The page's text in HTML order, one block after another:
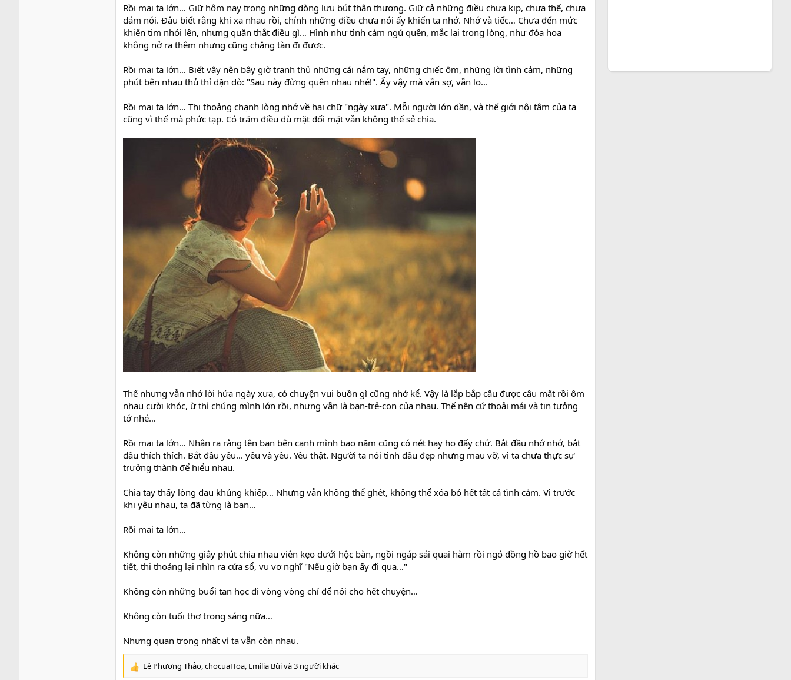
Rồi mai ta lớn… Giữ hôm nay trong những dòng lưu bút thân thương. Giữ cả những điều chưa kịp, chưa thể, chưa
dám nói. Đâu biết rằng khi xa nhau rồi, chính những điều chưa nói ấy khiến ta nhớ. Nhớ và tiếc… Chưa đến mức
khiến tim nhói lên, nhưng quặn thắt điều gì… Hình như tình cảm ngủ quên, mắc lại trong lòng, như đóa hoa
không nở ra thêm nhưng cũng chẳng tàn đi được.
Rồi mai ta lớn… Biết vậy nên bây giờ tranh thủ những cái nắm tay, những chiếc ôm, những lời tình cảm, những
phút bên nhau thủ thỉ dặn dò: "Sau này đừng quên nhau nhé!". Ấy vậy mà vẫn sợ, vẫn lo...
Rồi mai ta lớn… Thi thoảng chạnh lòng nhớ về hai chữ "ngày xưa". Mỗi người lớn dần, và thế giới nội tâm của ta
cũng vì thế mà phức tạp. Có trăm điều dù mặt đối mặt vẫn không thể sẻ chia.
Thế nhưng vẫn nhớ lời hứa ngày xưa, có chuyện vui buồn gì cũng nhớ kể. Vậy là lắp bắp câu được câu mất rồi ôm
nhau cười khóc, ừ thì chúng mình lớn rồi, nhưng vẫn là bạn-trẻ-con của nhau. Thế nên cứ thoải mái và tin tưởng
tớ nhé…
Rồi mai ta lớn… Nhận ra rằng tên bạn bên cạnh mình bao năm cũng có nét hay ho đấy chứ. Bắt đầu nhớ nhớ, bắt
đầu thích thích. Bắt đầu yêu... yêu và yêu. Yêu thật. Người ta nói tình đầu đẹp nhưng mau vỡ, vì ta chưa thực sự
trưởng thành để hiểu nhau.
Chia tay thấy lòng đau khủng khiếp… Nhưng vẫn không thể ghét, không thể xóa bỏ hết tất cả tình cảm. Vì trước
khi yêu nhau, ta đã từng là bạn…
Rồi mai ta lớn…
Không còn những giây phút chia nhau viên kẹo dưới hộc bàn, ngồi ngáp sái quai hàm rồi ngó đồng hồ bao giờ hết
tiết, thi thoảng lại nhìn ra cửa sổ, vu vơ nghĩ "Nếu giờ bạn ấy đi qua…"
Không còn những buổi tan học đi vòng vòng chỉ để nói cho hết chuyện…
Không còn tuổi thơ trong sáng nữa…
Nhưng quan trọng nhất vì ta vẫn còn nhau.
R
Lê Phương Thảo,chocuaHoa, Emilia Bùivà 3 người khác